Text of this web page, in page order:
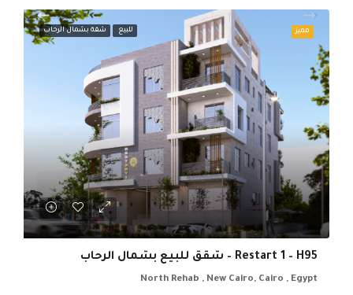
مميز للبيع شقة بشمال الرحاب
Restart 1 – H95 – شقق للبيع بشمال الرحاب
North Rehab , New Cairo, Cairo , Egypt